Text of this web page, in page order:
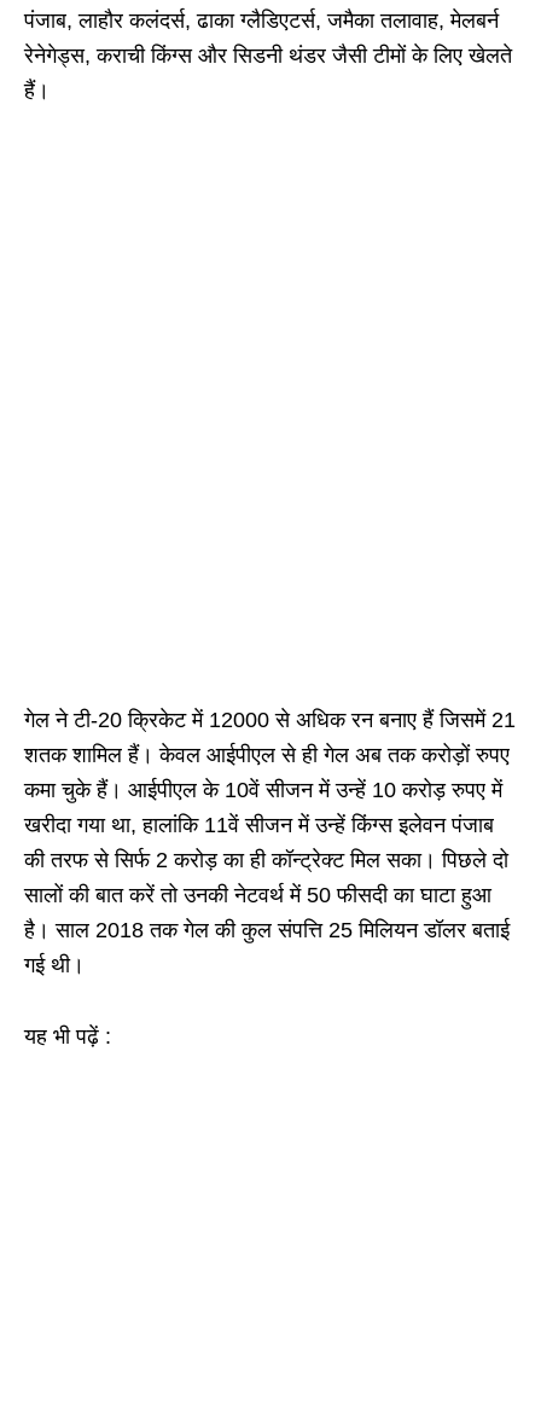
पंजाब, लाहौर कलंदर्स, ढाका ग्लैडिएटर्स, जमैका तलावाह, मेलबर्न
रेनेगेड्स, कराची किंग्स और सिडनी थंडर जैसी टीमों के लिए खेलते
हैं।
गेल ने टी-20 क्रिकेट में 12000 से अधिक रन बनाए हैं जिसमें 21
शतक शामिल हैं। केवल आईपीएल से ही गेल अब तक करोड़ों रुपए
कमा चुके हैं। आईपीएल के 10वें सीजन में उन्हें 10 करोड़ रुपए में
खरीदा गया था, हालांकि 11वें सीजन में उन्हें किंग्स इलेवन पंजाब
की तरफ से सिर्फ 2 करोड़ का ही कॉन्ट्रेक्ट मिल सका। पिछले दो
सालों की बात करें तो उनकी नेटवर्थ में 50 फीसदी का घाटा हुआ
है। साल 2018 तक गेल की कुल संपत्ति 25 मिलियन डॉलर बताई
गई थी।
यह भी पढ़ें :